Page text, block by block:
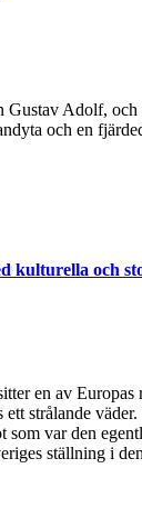
Gustav Adolf,
och en
kulturella och
en av
strålande
som var den
ställning i